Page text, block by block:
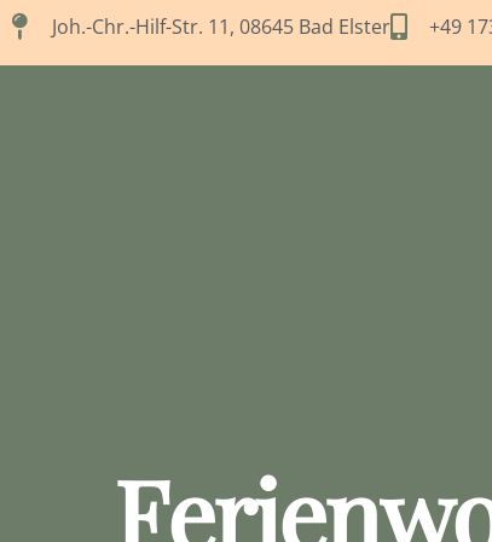
Joh.-Chr.-Hilf-Str. 11, 08645 Bad Elster +49